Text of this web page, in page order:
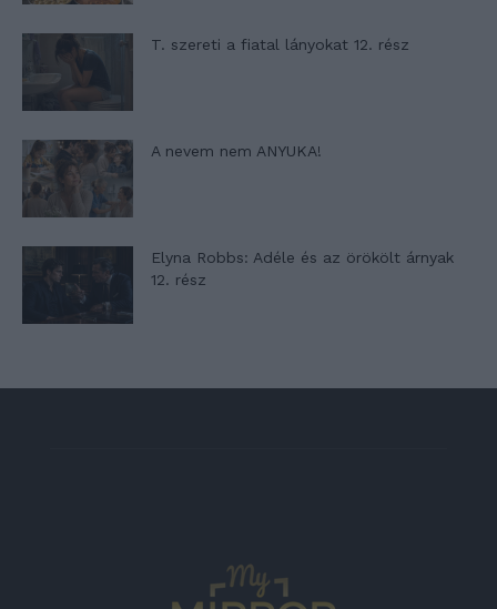
T. szereti a fiatal lányokat 12. rész
A nevem nem ANYUKA!
Elyna Robbs: Adéle és az örökölt árnyak
12. rész